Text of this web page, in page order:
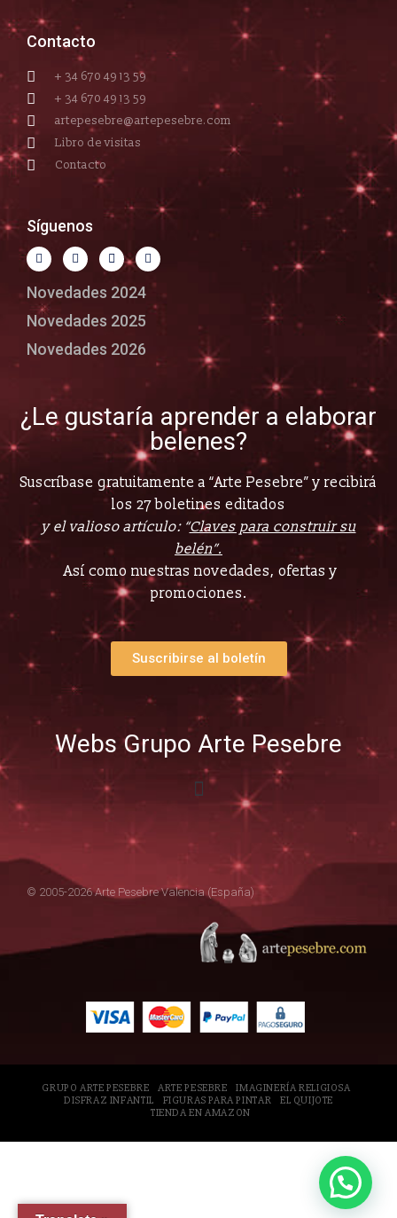
Contacto
+ 34 670 49 13 59
+ 34 670 49 13 59
artepesebre@artepesebre.com
Libro de visitas
Contacto
Síguenos
Novedades 2024
Novedades 2025
Novedades 2026
¿Le gustaría aprender a elaborar
belenes?
Suscríbase gratuitamente a “Arte Pesebre” y recibirá
los 27 boletines editados
y el valioso artículo: “Claves para construir su
belén”.
Así como nuestras novedades, ofertas y
promociones.
Suscribirse al boletín
Webs Grupo Arte Pesebre
© 2005-2026 Arte Pesebre Valencia (España)
GRUPO ARTE PESEBRE ARTE PESEBRE
IMAGINERÍA RELIGIOSA
DISFRAZ INFANTIL
FIGURAS PARA PINTAR
EL QUIJOTE
TIENDA EN AMAZON